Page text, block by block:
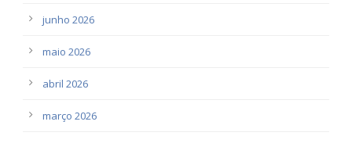
junho 2026
maio 2026
abril 2026
março 2026